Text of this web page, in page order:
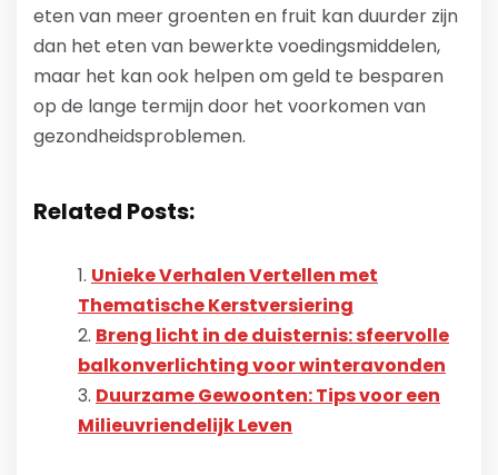
eten van meer groenten en fruit kan duurder zijn
dan het eten van bewerkte voedingsmiddelen,
maar het kan ook helpen om geld te besparen
op de lange termijn door het voorkomen van
gezondheidsproblemen.
Related Posts:
Unieke Verhalen Vertellen met
Thematische Kerstversiering
Breng licht in de duisternis: sfeervolle
balkonverlichting voor winteravonden
Duurzame Gewoonten: Tips voor een
Milieuvriendelijk Leven